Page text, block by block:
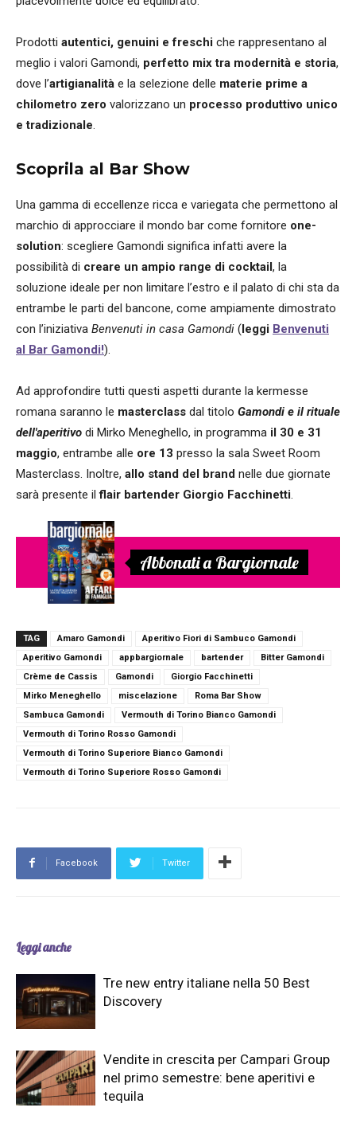
Prodotti autentici, genuini e freschi che rappresentano al
meglio i valori Gamondi, perfetto mix tra modernità e storia,
dove l’artigianalità e la selezione delle materie prime a
chilometro zero valorizzano un processo produttivo unico
e tradizionale.
Scoprila al Bar Show
Una gamma di eccellenze ricca e variegata che permettono al
marchio di approcciare il mondo bar come fornitore one-
solution: scegliere Gamondi significa infatti avere la
possibilità di creare un ampio range di cocktail, la
soluzione ideale per non limitare l’estro e il palato di chi sta da
entrambe le parti del bancone, come ampiamente dimostrato
con l’iniziativa Benvenuti in casa Gamondi (leggi Benvenuti
al Bar Gamondi!).
Ad approfondire tutti questi aspetti durante la kermesse
romana saranno le masterclass dal titolo Gamondi e il rituale
dell'aperitivo di Mirko Meneghello, in programma il 30 e 31
maggio, entrambe alle ore 13 presso la sala Sweet Room
Masterclass. Inoltre, allo stand del brand nelle due giornate
sarà presente ilflair bartender Giorgio Facchinetti.
Abbonati a Bargiornale
TAG Amaro Gamondi
Aperitivo Fiori di Sambuco Gamondi
Aperitivo Gamondi
appbargiornale bartender
Bitter Gamondi
Crème de Cassis
Gamondi
Giorgio Facchinetti
Mirko Meneghello
miscelazione
Roma Bar Show
Sambuca Gamondi
Vermouth di Torino Bianco Gamondi
Vermouth di Torino Rosso Gamondi
Vermouth di Torino Superiore Bianco Gamondi
Vermouth di Torino Superiore Rosso Gamondi
Facebook Twitter
Leggi anche
Tre new entry italiane nella 50 Best
Discovery
Vendite in crescita per Campari Group
nel primo semestre: bene aperitivi e
tequila